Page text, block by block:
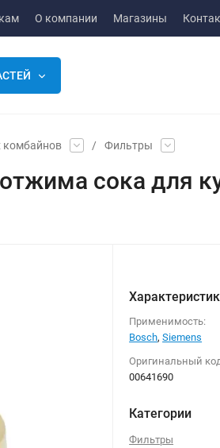
О компании Магазины
комбайнов / Фильтры
сока для
Применимость:
Bosch,Siemens
Оригинальный
00641690
Категории
Фильтры